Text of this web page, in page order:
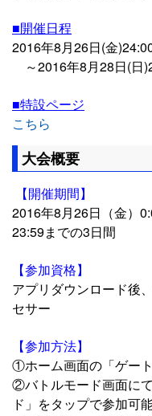
■開催日程
2016年8月26日(金
～2016年8月28日(日
■特設ページ
こちら
大会概要
【開催期間】
2016年8月26日（金）
23:59までの3日間
【参加資格】
アプリダウンロード後
セサー
【参加方法】
①ホーム画面の「ゲー
②バトルモード画面に
ド」をタップで参加可